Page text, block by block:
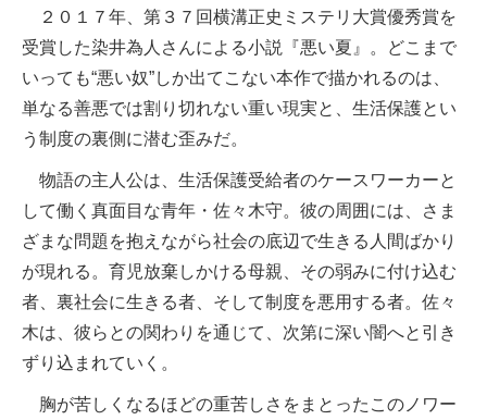
２０１７年、第３７回横溝正史ミステリ大賞優秀賞を
受賞した染井為人さんによる小説『悪い夏』。どこまで
いっても“悪い奴”しか出てこない本作で描かれるのは、
単なる善悪では割り切れない重い現実と、生活保護とい
う制度の裏側に潜む歪みだ。
物語の主人公は、生活保護受給者のケースワーカーと
して働く真面目な青年・佐々木守。彼の周囲には、さま
ざまな問題を抱えながら社会の底辺で生きる人間ばかり
が現れる。育児放棄しかける母親、その弱みに付け込む
者、裏社会に生きる者、そして制度を悪用する者。佐々
木は、彼らとの関わりを通じて、次第に深い闇へと引き
ずり込まれていく。
胸が苦しくなるほどの重苦しさをまとったこのノワー